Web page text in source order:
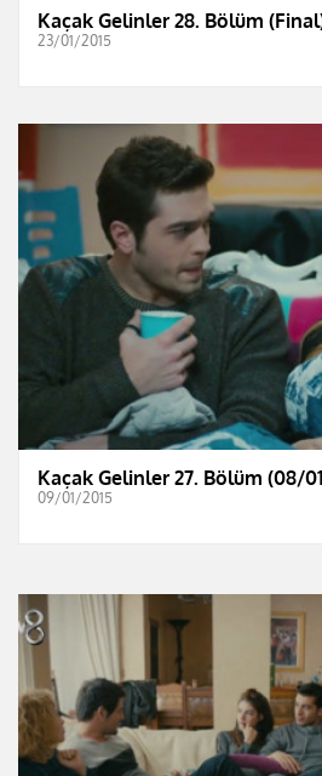
Kaçak Gelinler 28. Bölüm
23/01/2015
Kaçak Gelinler 27. Bölüm (08/
09/01/2015